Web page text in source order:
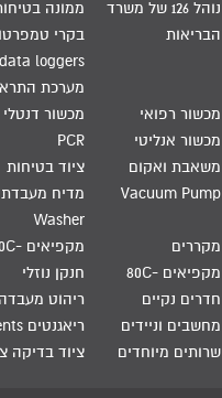
נוהל 126 של משרד
הבריאות
ממונה
בקרי
data loggers
מערכת
מכשור רפואי
מכשור דנטלי
מכשור אנליטי
PCR
משאבת ואקום
Vacuum Pump
ציוד בטיחות
Washer
מקררים
מקפיאים -20C
מקפיאים -80C
חנקן נוזלי
חדרים נקיים
ריהוט מעבדה
מחשבים וניידים
ריאגנטים Reagents
שרותים מיוחדים
ציוד בדיקה